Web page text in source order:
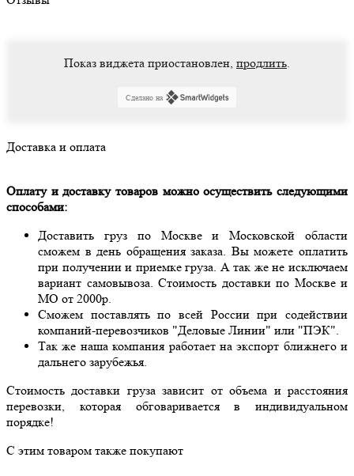
Показ виджета приостановлен, продлить.
Сделано на
Доставка и оплата
Оплату и доставку товаров можно осуществить следующими
способами:
Доставить груз по Москве и Московской области
сможем в день обращения заказа. Вы можете оплатить
при получении и приемке груза. А так же не исключаем
вариант самовывоза. Стоимость доставки по Москве и
МО от 2000р.
Сможем поставлять по всей России при содействии
компаний-перевозчиков "Деловые Линии" или "ПЭК".
Так же наша компания работает на экспорт ближнего и
дальнего зарубежья.
Стоимость доставки груза зависит от объема и расстояния
перевозки, которая обговаривается в индивидуальном
порядке!
C этим товаром также покупают